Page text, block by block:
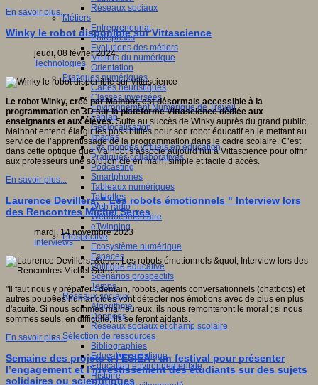
Réseaux sociaux
Métiers
Entrepreneuriat
Entreprises
Evolutions des métiers
Métiers du numérique
Orientation
Pratiques numériques
Cartes heuristiques
Classes inversées
Environnement Numérique de Travail
Fablab
Géolocalisation
Images
Les mondes virtuels en éducation
Pratiques collaboratives
Podcasting
Smartphones
Tableaux numériques
Tablettes
Web radio
Webdocumentaire
eTwinning
Prospective
Ecosystème numérique
Espaces
Politique éducative
Scénarios prospectifs
Temps
Réseaux sociaux
Algorithme
Données
Réseaux sociaux et champ scolaire
Sélection de ressources
Bibliographies
Education artistique
Education environnementale
Histoire
En savoir plus...
Winky le robot disponible sur Vittascience
jeudi, 08 février 2024
Technologies
Le robot Winky, créé par Mainbot, est désormais accessible à la
programmation en 3D sur la plateforme Vittascience dédiée aux
enseignants et aux élèves.Suite au succès de Winky auprès du grand public,
Mainbot entend élargir les possibilités pour son robot éducatif en le mettant au
service de l’apprentissage de la programmation dans le cadre scolaire. C’est
dans cette optique que Mainbot s’associe aujourd’hui à Vittascience pour offrir
aux professeurs une solution clé en main, simple et facile d’accès.
En savoir plus...
Laurence Devillers, " Les robots émotionnels " Interview lors
des Rencontres Michel Serres
mardi, 14 novembre 2023
Interviews
"Il faut nous y préparer : demain, robots, agents conversationnels (chatbots) et
autres poupées humanoïdes vont détecter nos émotions avec de plus en plus
d'acuité. Si nous sommes malheureux, ils nous remonteront le moral ; si nous
sommes seuls, en difficulté, ils se feront aidants.
En savoir plus...
Semaine des projets à l’ESIEA : un festival pour présenter
l’engagement et l’investissement des étudiants sur des sujets
solidaires ou scientifiques